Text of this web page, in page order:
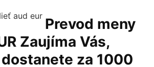
Prevod meny
Zaujíma Vás,
za 1000